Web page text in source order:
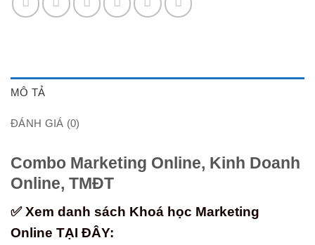
MÔ TẢ
ĐÁNH GIÁ (0)
Combo Marketing Online, Kinh Doanh
Online, TMĐT
✅ Xem danh sách Khoá học Marketing
Online TẠI ĐÂY: